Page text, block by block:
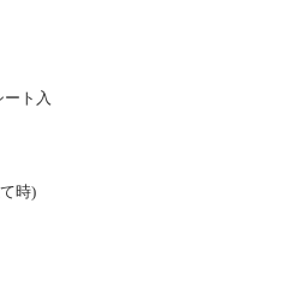
ト入
時)